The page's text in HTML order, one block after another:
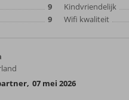
9
9
Kindvriendelijk
Wifi kwaliteit
, 07 mei 2026